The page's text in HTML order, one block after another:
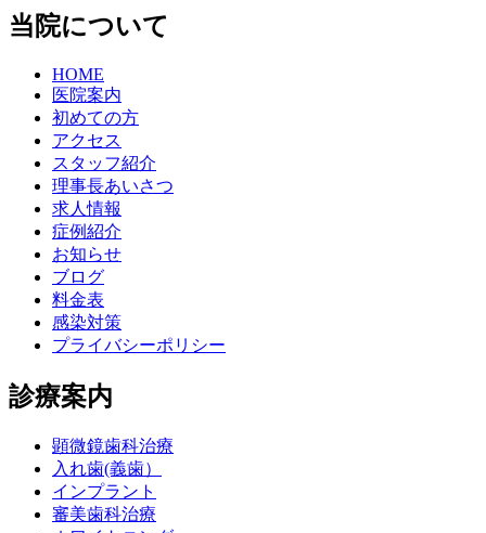
当院について
HOME
医院案内
初めての方
アクセス
スタッフ紹介
理事長あいさつ
求人情報
症例紹介
お知らせ
ブログ
料金表
感染対策
プライバシーポリシー
診療案内
顕微鏡歯科治療
入れ歯(義歯）
インプラント
審美歯科治療